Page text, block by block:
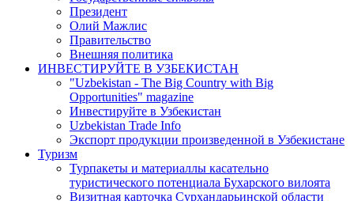
Президент
Олий Мажлис
Правительство
Внешняя политика
ИНВЕСТИРУЙТЕ В УЗБЕКИСТАН
"Uzbekistan - The Big Country with Big
Opportunities" magazine
Инвестируйте в Узбекистан
Uzbekistan Trade Info
Экспорт продукции произведенной в Узбекистане
Туризм
Турпакеты и материаллы касательно
туристического потенциала Бухарского вилоята
Визитная карточка Сурхандарьинской области